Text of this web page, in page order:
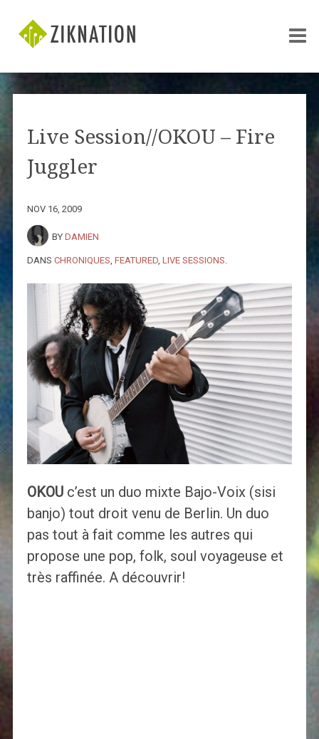
Live Session//OKOU – Fire
Juggler
NOV 16, 2009
BY DAMIEN
DANS CHRONIQUES FEATURED, LIVE SESSIONS
OKOUc’est un duo mixte Bajo-Voix (sisi
banjo) tout droit venu de Berlin. Un duo
pas tout à fait comme les autres qui
propose une pop, folk, soul voyageuse et
très raffinée. A découvrir!